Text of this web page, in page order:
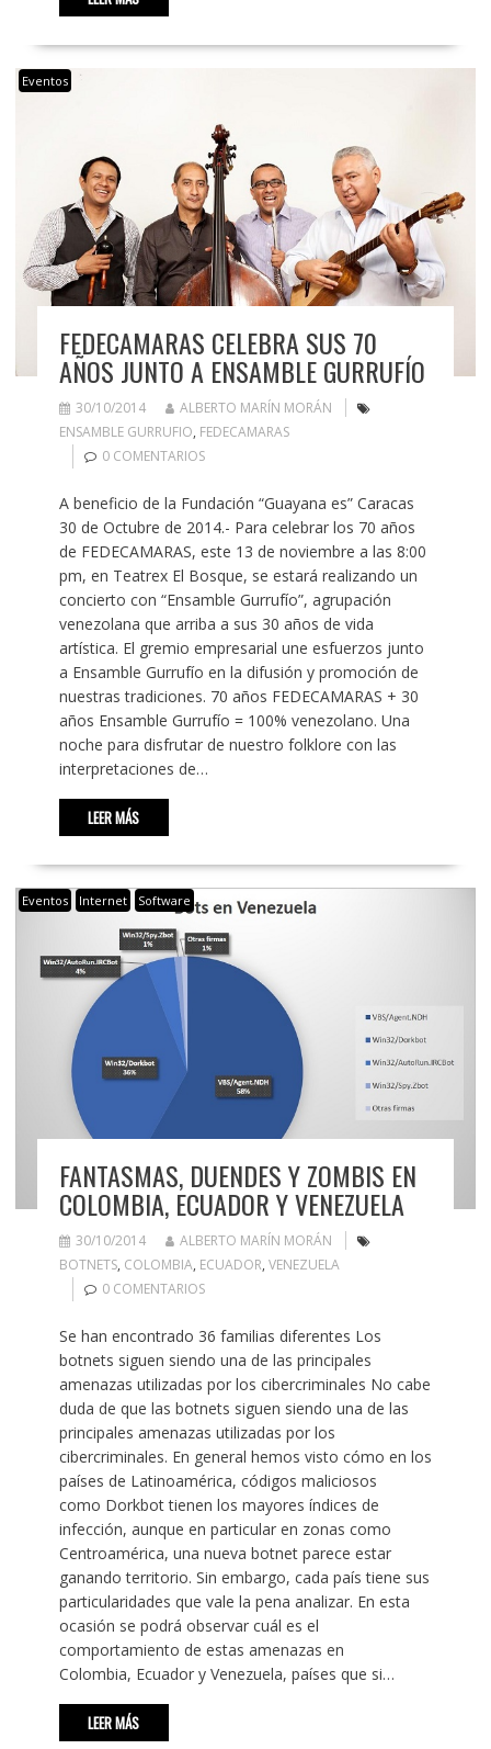
Eventos
FEDECAMARAS CELEBRA SUS 70
AÑOS JUNTO A ENSAMBLE GURRUFÍO
30/10/2014
ALBERTO MARÍN MORÁN
ENSAMBLE GURRUFIO, FEDECAMARAS
0 COMENTARIOS
A beneficio de la Fundación “Guayana es” Caracas
30 de Octubre de 2014.- Para celebrar los 70 años
de FEDECAMARAS, este 13 de noviembre a las 8:00
pm, en Teatrex El Bosque, se estará realizando un
concierto con “Ensamble Gurrufío”, agrupación
venezolana que arriba a sus 30 años de vida
artística. El gremio empresarial une esfuerzos junto
a Ensamble Gurrufío en la difusión y promoción de
nuestras tradiciones. 70 años FEDECAMARAS + 30
años Ensamble Gurrufío = 100% venezolano. Una
noche para disfrutar de nuestro folklore con las
interpretaciones de…
LEER MÁS
Eventos Internet Software
FANTASMAS, DUENDES Y ZOMBIS EN
COLOMBIA, ECUADOR Y VENEZUELA
30/10/2014
ALBERTO MARÍN MORÁN
BOTNETS, COLOMBIA, ECUADOR, VENEZUELA
0 COMENTARIOS
Se han encontrado 36 familias diferentes Los
botnets siguen siendo una de las principales
amenazas utilizadas por los cibercriminales No cabe
duda de que las botnets siguen siendo una de las
principales amenazas utilizadas por los
cibercriminales. En general hemos visto cómo en los
países de Latinoamérica, códigos maliciosos
como Dorkbot tienen los mayores índices de
infección, aunque en particular en zonas como
Centroamérica, una nueva botnet parece estar
ganando territorio. Sin embargo, cada país tiene sus
particularidades que vale la pena analizar. En esta
ocasión se podrá observar cuál es el
comportamiento de estas amenazas en
Colombia, Ecuador y Venezuela, países que si…
LEER MÁS